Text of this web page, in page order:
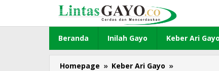
konten
Beranda Inilah Gayo Keber Ari Gayo
Homepage » Keber Ari Gayo »